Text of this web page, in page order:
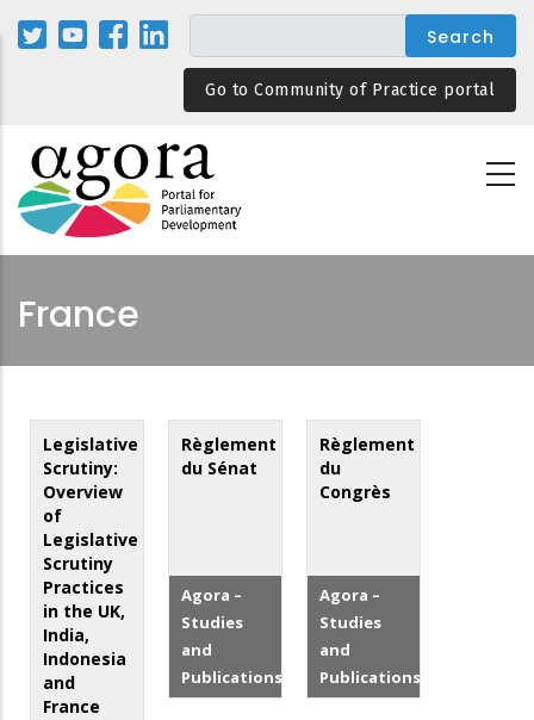
Skip
Go to Community of Practice portal
France
Legislative
Scrutiny:
Overview
of
Legislative
Scrutiny
Practices
in the UK,
India,
Indonesia
and
France
Règlement
du Sénat
Agora –
Studies
and
Publications
Règlement
du
Congrès
Agora –
Studies
and
Publications